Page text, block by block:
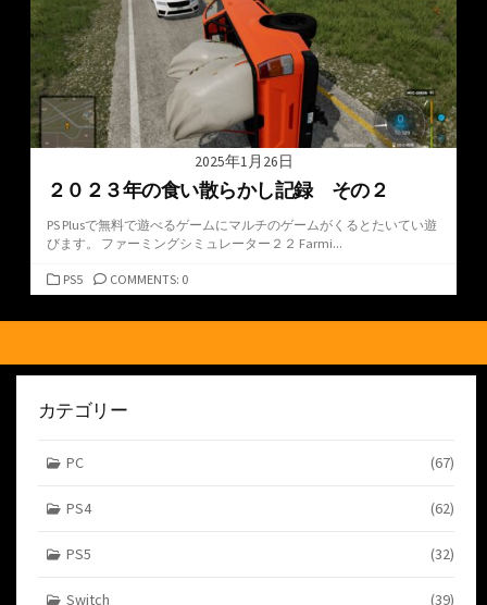
2025年1月26日
２０２３年の食い散らかし記録 その２
PS Plusで無料で遊べるゲームにマルチのゲームがくるとたいてい遊
びます。 ファーミングシミュレーター２２ Farmi...
カ
テ
ゴ
ー
PS5 COMMENTS: 0
カテゴリー
PC (67)
PS4 (62)
PS5 (32)
Switch (39)